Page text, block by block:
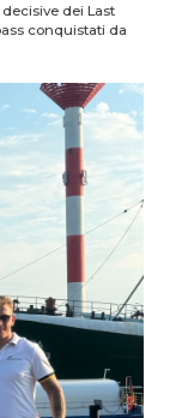
dei Last
conquistati da